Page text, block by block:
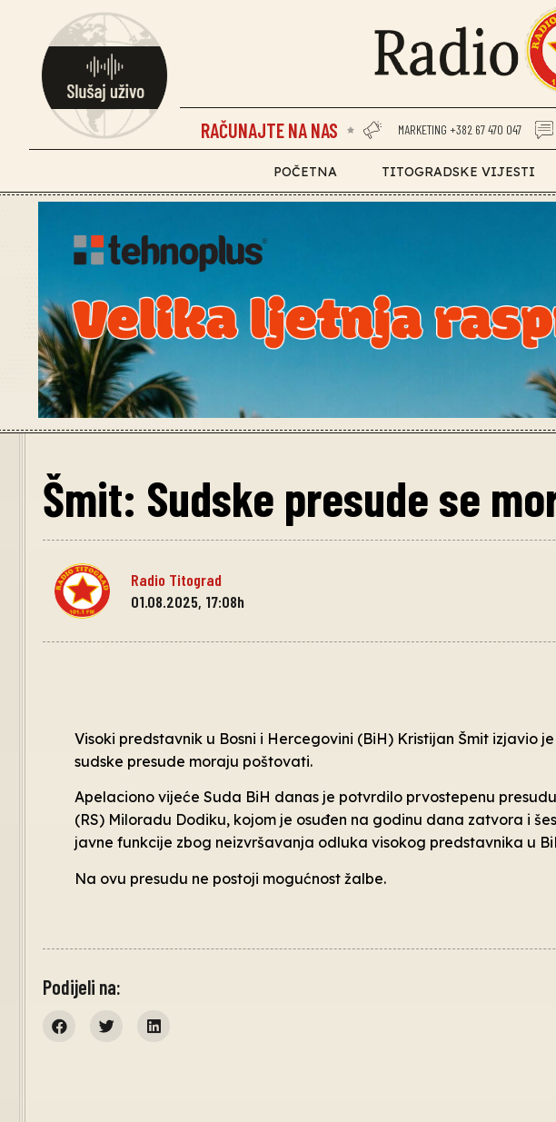
RAČUNAJTE NA NAS MARKETING +382 67 470 047
POČETNA TITOGRADSKE VIJESTI
Šmit: Sudske presude se
Radio Titograd
01.08.2025, 17:08h
Visoki predstavnik u Bosni i Hercegovini (BiH) Kristijan Šmit izjavio
sudske presude moraju poštovati.
Apelaciono vijeće Suda BiH danas je potvrdilo prvostepenu
(RS) Miloradu Dodiku, kojom je osuđen na godinu dana zatvora i
javne funkcije zbog neizvršavanja odluka visokog predstavnika u
Na ovu presudu ne postoji mogućnost žalbe.
Podijeli na: